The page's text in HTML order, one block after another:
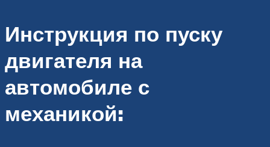
Инструкция по пуску
двигателя на
автомобиле с
механикой: